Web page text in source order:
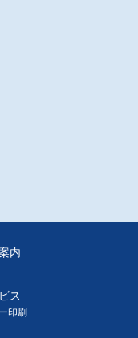
内
ス
印刷